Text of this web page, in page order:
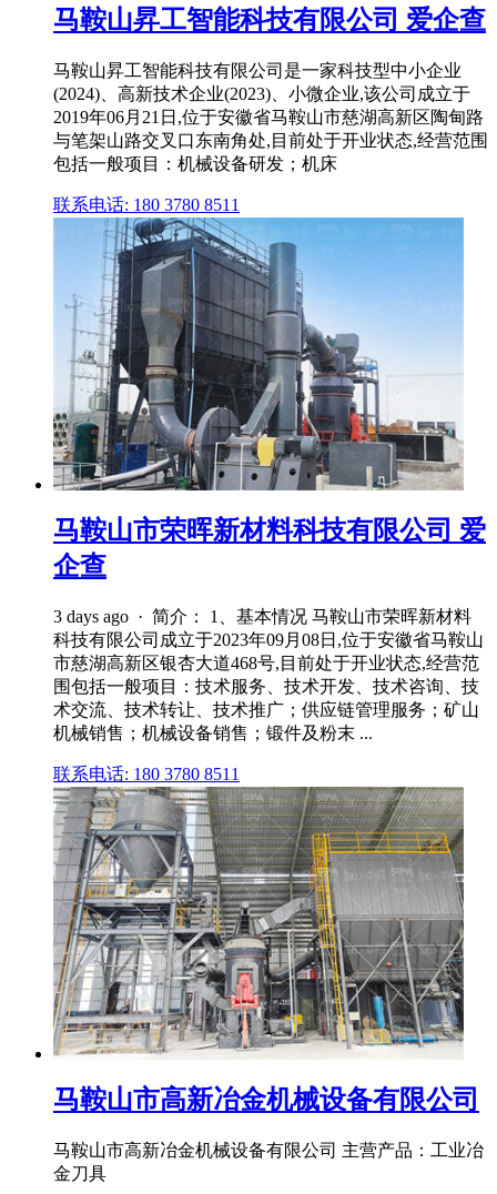
马鞍山昇工智能科技有限公司 爱企查
马鞍山昇工智能科技有限公司是一家科技型中小企业
(2024)、高新技术企业(2023)、小微企业,该公司成立于
2019年06月21日,位于安徽省马鞍山市慈湖高新区陶甸路
与笔架山路交叉口东南角处,目前处于开业状态,经营范围
包括一般项目：机械设备研发；机床
联系电话: 180 3780 8511
马鞍山市荣晖新材料科技有限公司 爱
企查
3 days ago · 简介： 1、基本情况 马鞍山市荣晖新材料
科技有限公司成立于2023年09月08日,位于安徽省马鞍山
市慈湖高新区银杏大道468号,目前处于开业状态,经营范
围包括一般项目：技术服务、技术开发、技术咨询、技
术交流、技术转让、技术推广；供应链管理服务；矿山
机械销售；机械设备销售；锻件及粉末 ...
联系电话: 180 3780 8511
马鞍山市高新冶金机械设备有限公司
马鞍山市高新冶金机械设备有限公司 主营产品：工业冶
金刀具